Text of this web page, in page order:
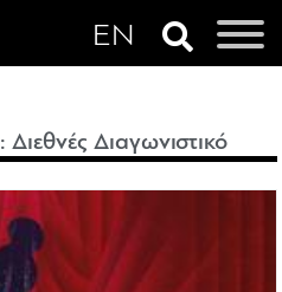
:Διεθνές Διαγωνιστικό